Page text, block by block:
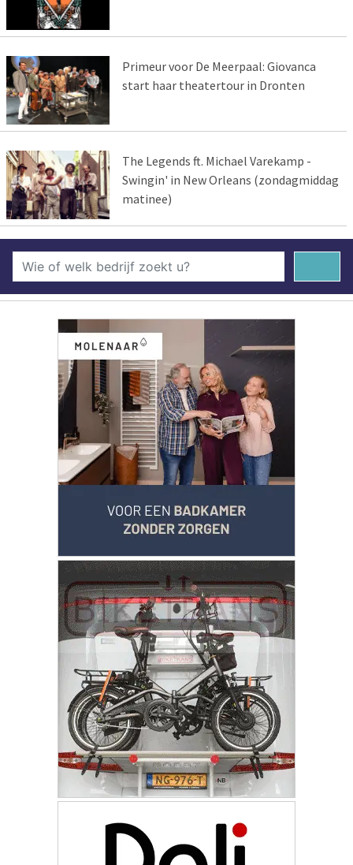
Primeur voor De Meerpaal: Giovanca
start haar theatertour in Dronten
The Legends ft. Michael Varekamp -
Swingin' in New Orleans (zondagmiddag
matinee)